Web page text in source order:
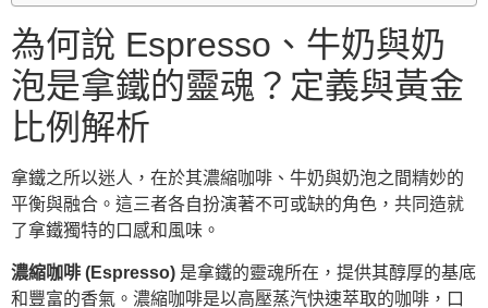
為何說 Espresso、牛奶與奶
泡是拿鐵的靈魂？定義與黃金
比例解析
拿鐵之所以迷人，在於其濃縮咖啡、牛奶與奶泡之間精妙的
平衡與融合。這三者各自扮演著不可或缺的角色，共同造就
了拿鐵獨特的口感和風味。
濃縮咖啡 (Espresso) 是拿鐵的靈魂所在，提供其醇厚的基底
和豐富的香氣。濃縮咖啡是以高壓蒸汽快速萃取的咖啡，口